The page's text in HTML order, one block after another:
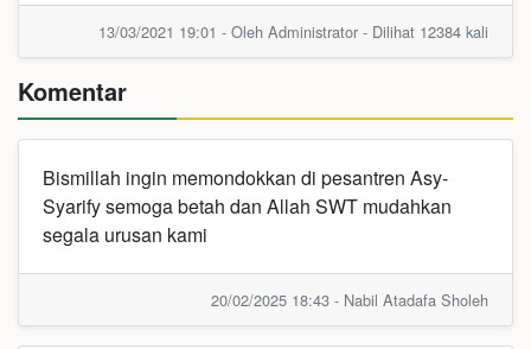
13/03/2021 19:01 - Oleh Administrator - Dilihat 12384 kali
Komentar
Bismillah ingin memondokkan di pesantren Asy-
Syarify semoga betah dan Allah SWT mudahkan
segala urusan kami
20/02/2025 18:43 - Nabil Atadafa Sholeh